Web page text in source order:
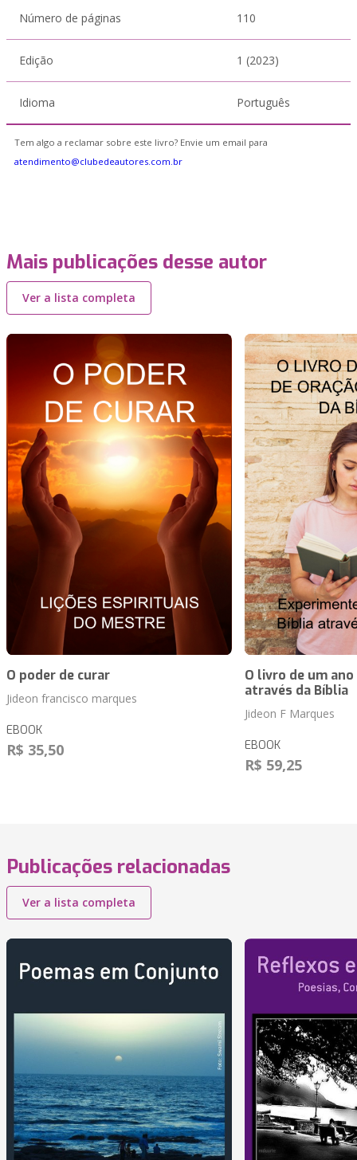
Número de páginas 110
Edição 1 (2023)
Idioma Português
Tem algo a reclamar sobre este livro? Envie um email para
atendimento@clubedeautores.com.br
Mais publicações desse autor
Ver a lista completa
O poder de curar
Jideon francisco marques
EBOOK
R$ 35,50
O livro de um
através da Bíblia
Jideon F Marques
EBOOK
R$ 59,25
Publicações relacionadas
Ver a lista completa